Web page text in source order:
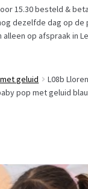
15.30 besteld &
dezelfde dag op de
alleen op afspraak in
geluid
L08b
pop met geluid